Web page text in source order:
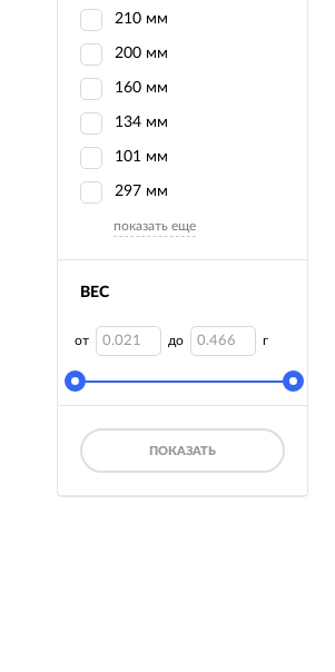
210 мм
200 мм
160 мм
134 мм
101 мм
297 мм
показать еще
ВЕС
от до г
ПОКАЗАТЬ